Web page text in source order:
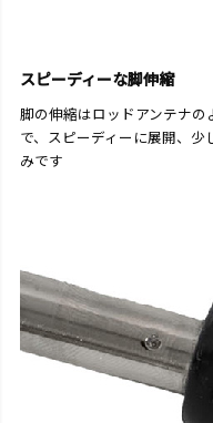
スピーディーな脚伸縮
脚の伸縮はロッドアンテナの
で、スピーディーに展開、少
みです